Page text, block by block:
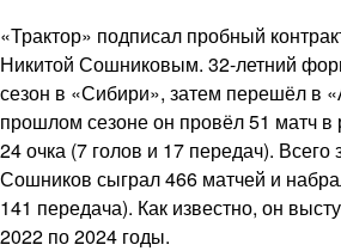
«Трактор» подписал пробный
Никитой Сошниковым. 32-летний
сезон в «Сибири», затем перешёл в
прошлом сезоне он провёл 51 матч в
24 очка (7 голов и 17 передач). Всего
Сошников сыграл 466 матчей и
141 передача). Как известно, он
2022 по 2024 годы.